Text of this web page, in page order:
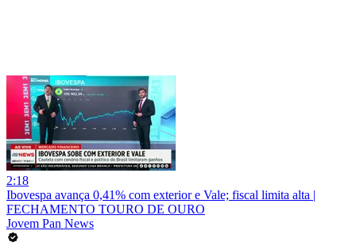
2:18
Ibovespa avança 0,41% com exterior e Vale; fiscal limita alta |
FECHAMENTO TOURO DE OURO
Jovem Pan News